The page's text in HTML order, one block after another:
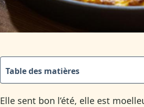
Table des matières
Elle sent bon l’été, elle est